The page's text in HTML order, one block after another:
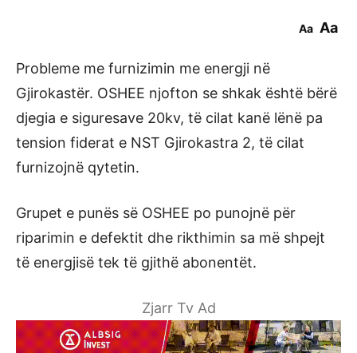
Aa Aa
Probleme me furnizimin me energji në
Gjirokastër. OSHEE njofton se shkak është bërë
djegia e siguresave 20kv, të cilat kanë lënë pa
tension fiderat e NST Gjirokastra 2, të cilat
furnizojnë qytetin.
Grupet e punës së OSHEE po punojnë për
riparimin e defektit dhe rikthimin sa më shpejt
të energjisë tek të gjithë abonentët.
Zjarr Tv Ad